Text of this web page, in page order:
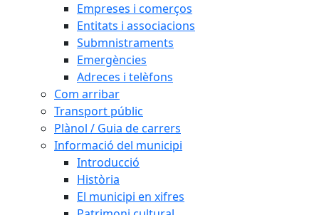
Empreses i comerços
Entitats i associacions
Submnistraments
Emergències
Adreces i telèfons
Com arribar
Transport públic
Plànol / Guia de carrers
Informació del municipi
Introducció
Història
El municipi en xifres